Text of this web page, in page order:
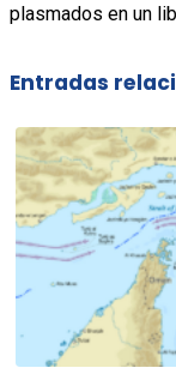
plasmados en un
Entradas